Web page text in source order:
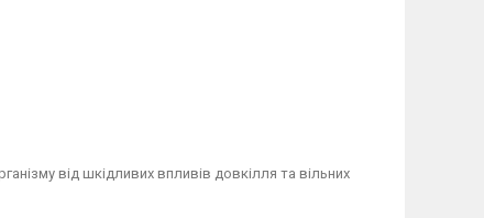
від шкідливих впливів довкілля та вільних